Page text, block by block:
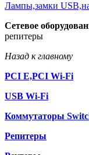
Лампы,замки
Сетевое
репитеры
Назад к главному
PCI E,PCI Wi-Fi
USB Wi-Fi
Коммутаторы
Репитеры